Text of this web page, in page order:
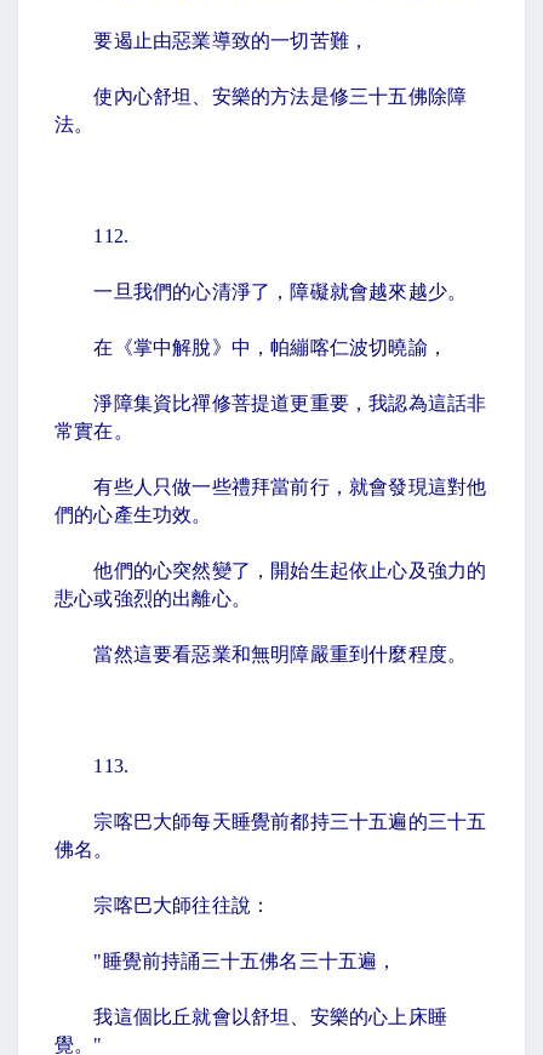
要遏止由惡業導致的一切苦難，
使內心舒坦、安樂的方法是修三十五佛除障
法。
112.
一旦我們的心清淨了，障礙就會越來越少。
在《掌中解脫》中，帕繃喀仁波切曉諭，
淨障集資比禪修菩提道更重要，我認為這話非
常實在。
有些人只做一些禮拜當前行，就會發現這對他
們的心產生功效。
他們的心突然變了，開始生起依止心及強力的
悲心或強烈的出離心。
當然這要看惡業和無明障嚴重到什麼程度。
113.
宗喀巴大師每天睡覺前都持三十五遍的三十五
佛名。
宗喀巴大師往往說：
"睡覺前持誦三十五佛名三十五遍，
我這個比丘就會以舒坦、安樂的心上床睡
覺。 "